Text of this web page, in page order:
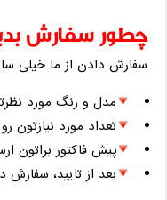
چطور سفارش
سفارش دادن از ما خیلی
مدل و رنگ مورد
تعداد مورد نیازتون رو
پیش ‌فاکتور براتون
بعد از تایید، سفارش در کمتر از ۲۴